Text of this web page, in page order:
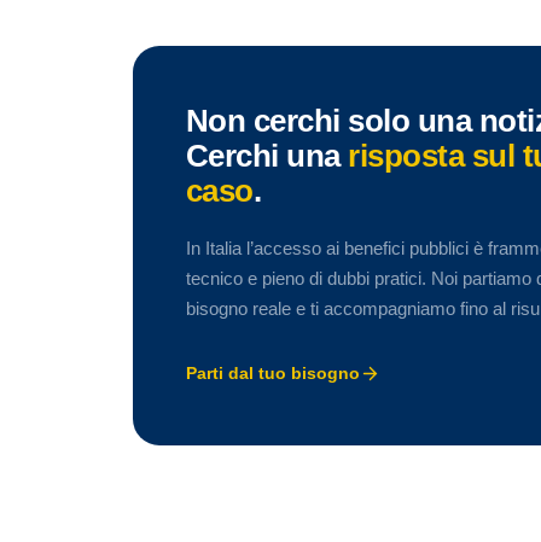
Non cerchi solo una
Cerchi una risposta sul
caso.
In Italia l’accesso ai benefici pubblici è
tecnico e pieno di dubbi pratici. Noi partiamo
bisogno reale e ti accompagniamo fino al
Parti dal tuo bisogno